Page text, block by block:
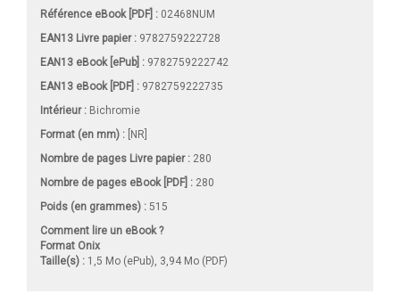
Référence eBook [PDF] : 02468NUM
EAN13 Livre papier : 9782759222728
EAN13 eBook [ePub] : 9782759222742
EAN13 eBook [PDF] : 9782759222735
Intérieur : Bichromie
Format (en mm) : [NR]
Nombre de pages Livre papier: 280
Nombre de pages eBook [PDF] : 280
Poids (en grammes) : 515
Comment lire un eBook ?
Format Onix
Taille(s) : 1,5 Mo (ePub), 3,94 Mo (PDF)